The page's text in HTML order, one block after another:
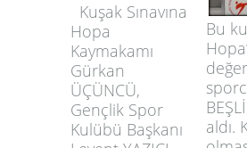
Kuşak Sınavına
Hopa
Kaymakamı
Gürkan
ÜÇÜNCÜ,
Gençlik Spor
Kulübü Başkanı
Bu
aldı.